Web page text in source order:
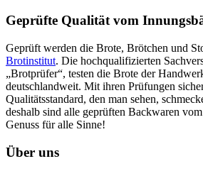
Geprüfte Qualität vom
Geprüft werden die Brote, Brötchen und
Brotinstitut. Die hochqualifizierten
„Brotprüfer“, testen die Brote der
deutschlandweit. Mit ihren Prüfungen
Qualitätsstandard, den man sehen,
deshalb sind alle geprüften Backwaren
Genuss für alle Sinne!
Über uns